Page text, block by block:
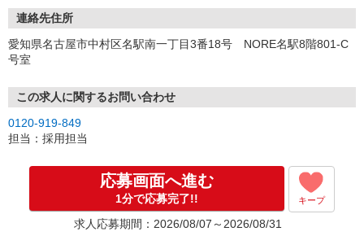
★スマホでWEB面接（LINEなど）・出張面接・事務所面接と選べま
す
③面接実施（履歴書不要）
④勤務開始（スタート日は応相談）
お気軽にご応募ください♪
連絡先住所
愛知県名古屋市中村区名駅南一丁目3番18号 NORE名駅8階801-C
号室
この求人に関するお問い合わせ
0120-919-849
担当：採用担当
応募画面へ進む
1分で応募完了!! キープ
求人応募期間：2026/08/07～2026/08/31